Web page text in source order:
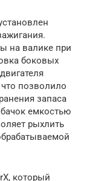
на валике при
боковых
позволило
запаса
емкостью
рыхлить
который